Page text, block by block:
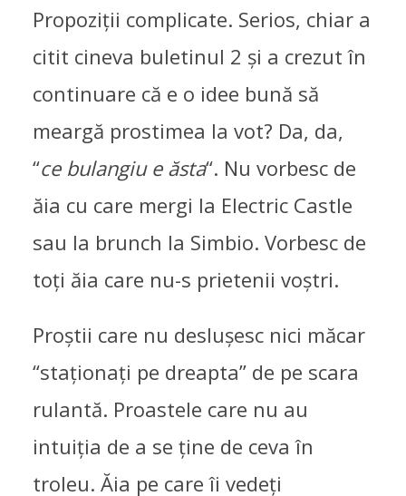
Propoziții complicate. Serios, chiar a
citit cineva buletinul 2 și a crezut în
continuare că e o idee bună să
meargă prostimea la vot? Da, da,
“ce bulangiu e ăsta“. Nu vorbesc de
ăia cu care mergi la Electric Castle
sau la brunch la Simbio. Vorbesc de
toți ăia care nu-s prietenii voștri.
Proștii care nu deslușesc nici măcar
“staționați pe dreapta” de pe scara
rulantă. Proastele care nu au
intuiția de a se ține de ceva în
troleu. Ăia pe care îi vedeți